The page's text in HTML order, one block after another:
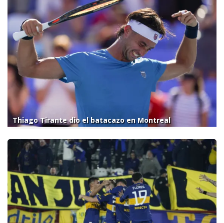
Thiago Tirante dio el batacazo en Montreal